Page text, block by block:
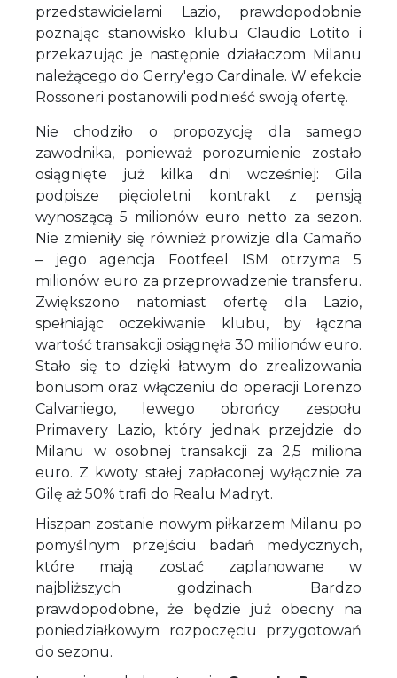
przedstawicielami Lazio, prawdopodobnie
poznając stanowisko klubu Claudio Lotito i
przekazując je następnie działaczom Milanu
należącego do Gerry'ego Cardinale. W efekcie
Rossoneri postanowili podnieść swoją ofertę.
Nie chodziło o propozycję dla samego
zawodnika, ponieważ porozumienie zostało
osiągnięte już kilka dni wcześniej: Gila
podpisze pięcioletni kontrakt z pensją
wynoszącą 5 milionów euro netto za sezon.
Nie zmieniły się również prowizje dla Camaño
– jego agencja Footfeel ISM otrzyma 5
milionów euro za przeprowadzenie transferu.
Zwiększono natomiast ofertę dla Lazio,
spełniając oczekiwanie klubu, by łączna
wartość transakcji osiągnęła 30 milionów euro.
Stało się to dzięki łatwym do zrealizowania
bonusom oraz włączeniu do operacji Lorenzo
Calvaniego, lewego obrońcy zespołu
Primavery Lazio, który jednak przejdzie do
Milanu w osobnej transakcji za 2,5 miliona
euro. Z kwoty stałej zapłaconej wyłącznie za
Gilę aż 50% trafi do Realu Madryt.
Hiszpan zostanie nowym piłkarzem Milanu po
pomyślnym przejściu badań medycznych,
które mają zostać zaplanowane w
najbliższych godzinach. Bardzo
prawdopodobne, że będzie już obecny na
poniedziałkowym rozpoczęciu przygotowań
do sezonu.